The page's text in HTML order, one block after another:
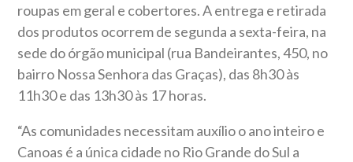
roupas em geral e cobertores. A entrega e retirada
dos produtos ocorrem de segunda a sexta-feira, na
sede do órgão municipal (rua Bandeirantes, 450, no
bairro Nossa Senhora das Graças), das 8h30 às
11h30 e das 13h30 às 17 horas.
“As comunidades necessitam auxílio o ano inteiro e
Canoas é a única cidade no Rio Grande do Sul a